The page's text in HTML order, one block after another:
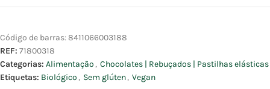
Código de barras:8411066003188
REF: 71800318
Categorias: Alimentação , Chocolates | Rebuçados | Pastilhas elásticas
Etiquetas: Biológico , Sem glúten, Vegan